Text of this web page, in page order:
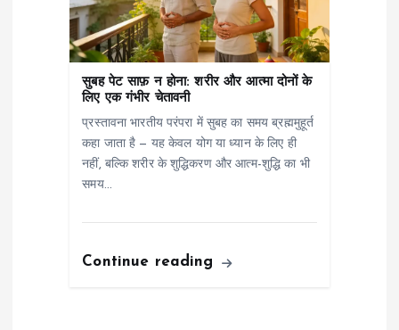
सुबह पेट साफ़ न होना: शरीर और आत्मा दोनों के
लिए एक गंभीर चेतावनी
प्रस्तावना भारतीय परंपरा में सुबह का समय ब्रह्ममुहूर्त
कहा जाता है — यह केवल योग या ध्यान के लिए ही
नहीं, बल्कि शरीर के शुद्धिकरण और आत्म-शुद्धि का भी
समय…
Continue reading